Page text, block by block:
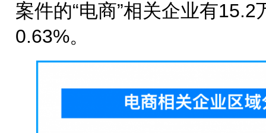
案件的“电商”相关企业有
0.63%。